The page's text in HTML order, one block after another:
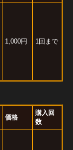
1,000円 1回まで
価格
購入回
数